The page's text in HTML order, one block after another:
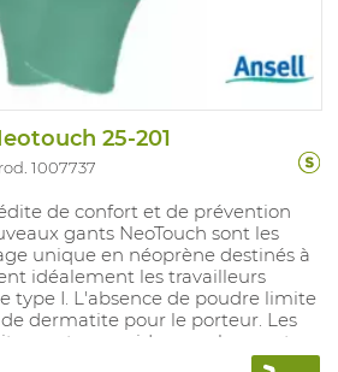
25-201
1007737
de confort et de prévention
gants NeoTouch sont les
unique en néoprène destinés à
idéalement les travailleurs
type I. L'absence de poudre limite
dermatite pour le porteur. Les
aux acides, aux bases et
même confort que le latex. Les